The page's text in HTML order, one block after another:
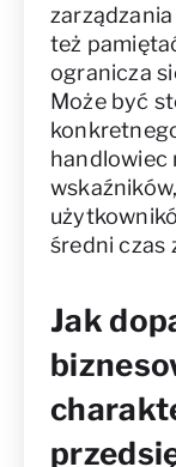
zarządzania
też
ogranicza
Może być
handlowiec
średni czas
Jak